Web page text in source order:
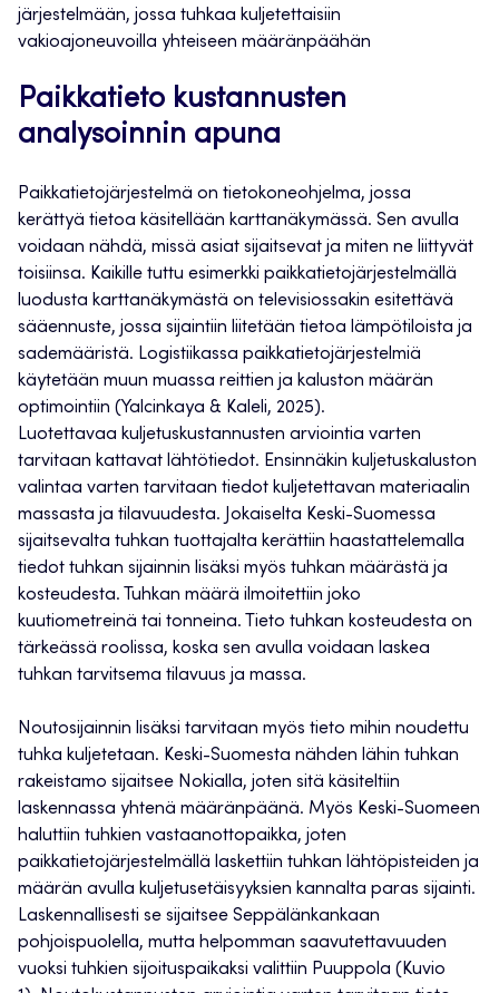
järjestelmään, jossa tuhkaa kuljetettaisiin
vakioajoneuvoilla yhteiseen määränpäähän
Paikkatieto kustannusten
analysoinnin apuna
Paikkatietojärjestelmä on tietokoneohjelma, jossa
kerättyä tietoa käsitellään karttanäkymässä. Sen avulla
voidaan nähdä, missä asiat sijaitsevat ja miten ne liittyvät
toisiinsa. Kaikille tuttu esimerkki paikkatietojärjestelmällä
luodusta karttanäkymästä on televisiossakin esitettävä
sääennuste, jossa sijaintiin liitetään tietoa lämpötiloista ja
sademääristä. Logistiikassa paikkatietojärjestelmiä
käytetään muun muassa reittien ja kaluston määrän
optimointiin (Yalcinkaya & Kaleli, 2025).
Luotettavaa kuljetuskustannusten arviointia varten
tarvitaan kattavat lähtötiedot. Ensinnäkin kuljetuskaluston
valintaa varten tarvitaan tiedot kuljetettavan materiaalin
massasta ja tilavuudesta. Jokaiselta Keski-Suomessa
sijaitsevalta tuhkan tuottajalta kerättiin haastattelemalla
tiedot tuhkan sijainnin lisäksi myös tuhkan määrästä ja
kosteudesta. Tuhkan määrä ilmoitettiin joko
kuutiometreinä tai tonneina. Tieto tuhkan kosteudesta on
tärkeässä roolissa, koska sen avulla voidaan laskea
tuhkan tarvitsema tilavuus ja massa.
Noutosijainnin lisäksi tarvitaan myös tieto mihin noudettu
tuhka kuljetetaan. Keski-Suomesta nähden lähin tuhkan
rakeistamo sijaitsee Nokialla, joten sitä käsiteltiin
laskennassa yhtenä määränpäänä. Myös Keski-Suomeen
haluttiin tuhkien vastaanottopaikka, joten
paikkatietojärjestelmällä laskettiin tuhkan lähtöpisteiden ja
määrän avulla kuljetusetäisyyksien kannalta paras sijainti.
Laskennallisesti se sijaitsee Seppälänkankaan
pohjoispuolella, mutta helpomman saavutettavuuden
vuoksi tuhkien sijoituspaikaksi valittiin Puuppola (Kuvio